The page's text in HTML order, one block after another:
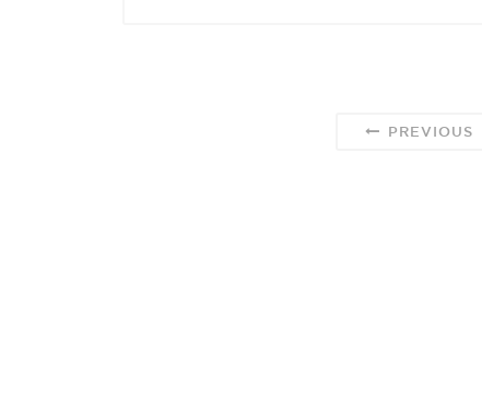
PREVIOUS